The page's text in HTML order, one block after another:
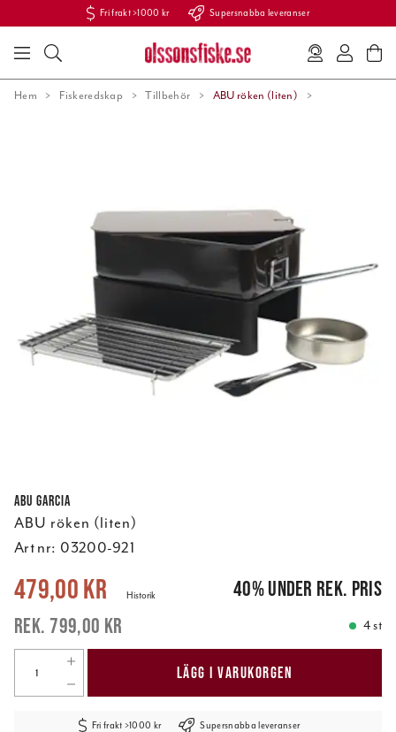
Fri frakt >1000 kr Supersnabba leveranser
Hem Fiskeredskap Tillbehör ABU röken (liten)
Abu Garcia
ABU röken (liten)
Art nr: 03200-921
Nuvarande pris:479,00 kr 799,00 kr
479,00 kr
799,00 kr
Historik 40%under rek. pris
4 st
LÄGG I VARUKORGEN
Fri frakt >1000 kr Supersnabba leveranser